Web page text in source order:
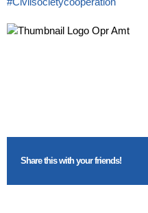
Share this with your friends!